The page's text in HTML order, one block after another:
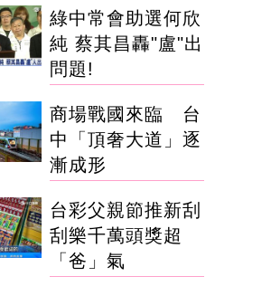
綠中常會助選何欣
純 蔡其昌轟"盧"出
問題!
商場戰國來臨 台
中「頂奢大道」逐
漸成形
台彩父親節推新刮
刮樂千萬頭獎超
「爸」氣